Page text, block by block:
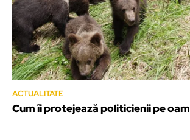
ACTUALITATE
Cum îi protejează politicienii pe